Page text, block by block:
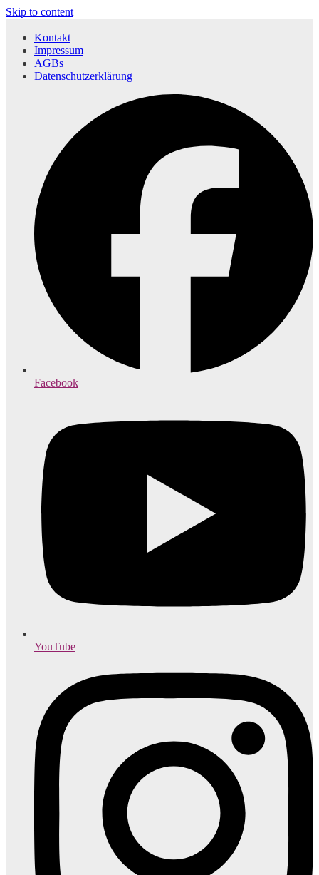
Skip to content
Kontakt
Impressum
AGBs
Datenschutzerklärung
Facebook
YouTube